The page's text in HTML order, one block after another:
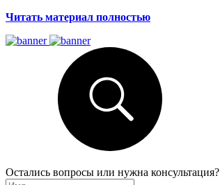
Читать материал полностью
Остались вопросы или нужна консультация?